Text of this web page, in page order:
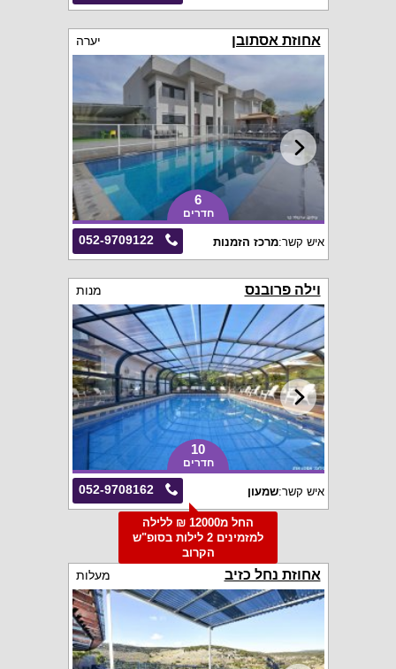
אחוזת אסתובן יערה
6
חדרים
052-9709122 איש קשר:מרכז הזמנות
וילה פרובנס מנות
10
חדרים
052-9708162 איש קשר:שמעון
החל מ12000 ₪ ללילה
למזמינים 2 לילות בסופ"ש
הקרוב
אחוזת נחל כזיב מעלות